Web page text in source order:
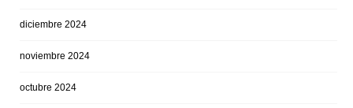
diciembre 2024
noviembre 2024
octubre 2024